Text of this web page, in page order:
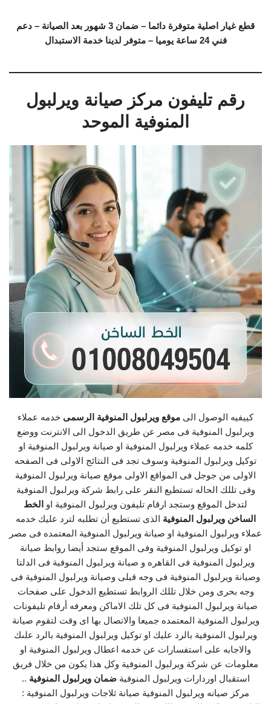
قطع غيار اصلية متوفرة دائما – ضمان 3 شهور بعد الصيانة – دعم
فني 24 ساعة يوميا – متوفر لدينا خدمة الاستبدال
رقم تليفون مركز صيانة ويرلبول
المنوفية الموحد
كييفيه الوصول الى موقع ويرلبول المنوفية الرسمى خدمه عملاء
ويرلبول المنوفية فى مصر عن طريق الدخول الى الانترنت ووضع
كلمه خدمه عملاء ويرلبول المنوفية او صيانة ويرلبول المنوفية او
توكيل ويرلبول المنوفية وسوف تجد فى النتائج الاولى فى الصفحه
الاولى من جوجل فى المواقع الاولى موقع صيانة ويرلبول المنوفية
وفى تللك الحاله تستطيع النقر على رابط شركة ويرلبول المنوفية
لتدخل الموقع وستجد ارقام تليفون ويرلبول المنوفية او الخط
الساخن ويرلبول المنوفية الذى تستطيع أن تطلبه لترد عليك خدمه
عملاء ويرلبول المنوفية او صيانة ويرلبول المنوفية المعتمده فى مصر
او توكيل ويرلبول المنوفية وفى الموقع ستجد أيضا روابط صيانة
ويرلبول المنوفية فى القاهره و صيانة ويرلبول المنوفية فى الدلتا
وصيانة ويرلبول المنوفية فى وجه قبلى وصيانة ويرلبول المنوفية فى
وجه بحرى ومن خلال تللك الروابط تستطيع الدخول على صفحات
صيانة ويرلبول المنوفية فى كل تلك الاماكن ومعرفه أرقام تليفونات
ويرلبول المنوفية المعتمده جميعا والاتصال بها اى وقت لتقوم صيانة
ويرلبول المنوفية بالرد عليك او توكيل ويرلبول المنوفية بالرد علىك
والاجابه على استفسارات عن خدمه اعطال ويرلبول المنوفية او
معلومات عن شركة ويرلبول المنوفية وكل هذا يكون من خلال فريق
استقبال اوردارات ويرلبول المنوفيةضمان ويرلبول المنوفية ..
مركز صيانه ويرلبول المنوفية صيانة ثلاجات ويرلبول المنوفية :